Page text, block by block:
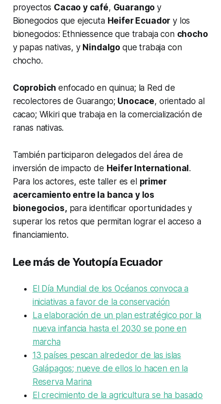
proyectos Cacao y café, Guarangoy
Bionegocios que ejecuta Heifer Ecuador y los
bionegocios: Ethniessence que trabaja con chocho
y papas nativas, y Nindalgo que trabaja con
chocho.
Coprobichenfocado en quinua; la Red de
recolectores de Guarango; Unocace, orientado al
cacao; Wikiri que trabaja en la comercialización de
ranas nativas.
También participaron delegados del área de
inversión de impacto de Heifer International .
Para los actores, este taller es el primer
acercamiento entre la banca y los
bionegocios,para identificar oportunidades y
superar los retos que permitan lograr el acceso a
financiamiento.
Lee más de Youtopía Ecuador
El Día Mundial de los Océanos convoca a
iniciativas a favor de la conservación
La elaboración de un plan estratégico por la
nueva infancia hasta el 2030 se pone en
marcha
13 países pescan alrededor de las islas
Galápagos; nueve de ellos lo hacen en la
Reserva Marina
El crecimiento de la agricultura se ha basado